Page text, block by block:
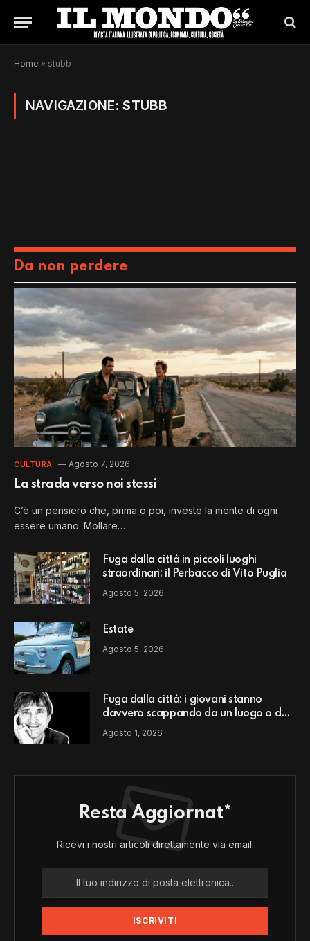
Home » stubb
NAVIGAZIONE:STUBB
Da non perdere
CULTURA Agosto 7, 2026
La strada verso noi stessi
C’è un pensiero che, prima o poi, investe la mente di ogni
essere umano. Mollare…
Fuga dalla città in piccoli luoghi
straordinari: il Perbacco di Vito Puglia
Agosto 5, 2026
Estate
Agosto 5, 2026
Fuga dalla città: i giovani stanno
davvero scappando da un luogo o da
un modello di vita?
Agosto 1, 2026
Resta Aggiornat*
Ricevi i nostri articoli direttamente via email.